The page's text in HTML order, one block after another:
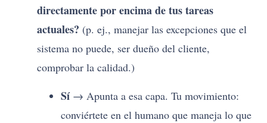
directamente por encima de tus tareas
actuales? (p. ej., manejar las excepciones que el
sistema no puede, ser dueño del cliente,
comprobar la calidad.)
Sí→ Apunta a esa capa. Tu movimiento:
conviértete en el humano que maneja lo que